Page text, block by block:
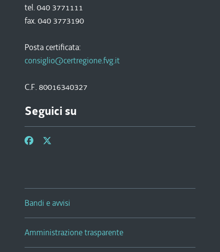
tel. 040 3771111
fax. 040 3773190
Posta certificata:
consiglio@certregione.fvg.it
C.F. 80016340327
Seguici su
Bandi e avvisi
Amministrazione trasparente